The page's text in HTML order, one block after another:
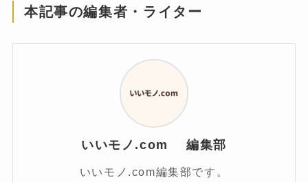
本記事の編集者・ライター
いいモノ.com 編集部
いいモノ.com編集部です。